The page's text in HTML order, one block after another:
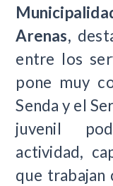
Arenas,
entre los
pone muy
Senda y el
juvenil
actividad,
que trabajan